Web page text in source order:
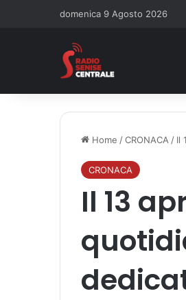
domenica 9 Agosto 2026
Home /CRONACA / Il
CRONACA
Il 13